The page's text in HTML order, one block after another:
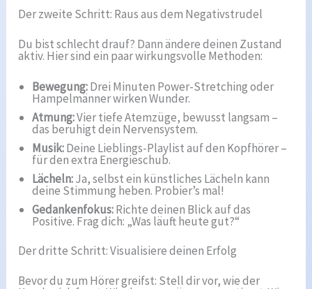
Der zweite Schritt: Raus aus dem Negativstrudel
Du bist schlecht drauf? Dann ändere deinen Zustand
aktiv. Hier sind ein paar wirkungsvolle Methoden:
Bewegung:Drei Minuten Power-Stretching oder
Hampelmänner wirken Wunder.
Atmung:Vier tiefe Atemzüge, bewusst langsam –
das beruhigt dein Nervensystem.
Musik:Deine Lieblings-Playlist auf den Kopfhörer –
für den extra Energieschub.
Lächeln:Ja, selbst ein künstliches Lächeln kann
deine Stimmung heben. Probier’s mal!
Gedankenfokus:Richte deinen Blick auf das
Positive. Frag dich: „Was läuft heute gut?“
Der dritte Schritt: Visualisiere deinen Erfolg
Bevor du zum Hörer greifst: Stell dir vor, wie der